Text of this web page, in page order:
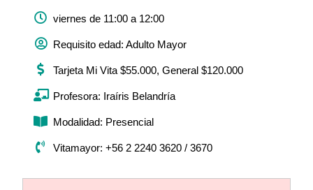
viernes de 11:00 a 12:00
Requisito edad: Adulto Mayor
Tarjeta Mi Vita $55.000, General $120.000
Profesora: Iraíris Belandría
Modalidad: Presencial
Vitamayor: +56 2 2240 3620 / 3670